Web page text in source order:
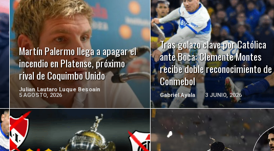
Martín Palermo llega a apagar el
incendio en Platense, próximo
rival de Coquimbo Unido
Julian Lautaro Luque Besoaín
5 AGOSTO, 2026
LEER MÁS
Tras golazo clave por Católica
ante Boca: Clemente Montes
recibe doble reconocimiento
Conmebol
Gabriel Ayala 3 JUNIO, 2026
LEER MÁS